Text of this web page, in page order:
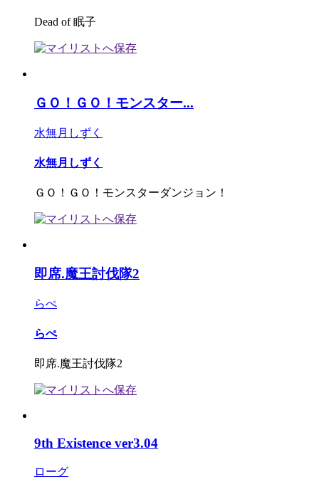
Dead of 眠子
ＧＯ！ＧＯ！モンスター...
水無月しずく
水無月しずく
ＧＯ！ＧＯ！モンスターダンジョン！
即席.魔王討伐隊2
らぺ
らぺ
即席.魔王討伐隊2
9th Existence ver3.04
ローグ